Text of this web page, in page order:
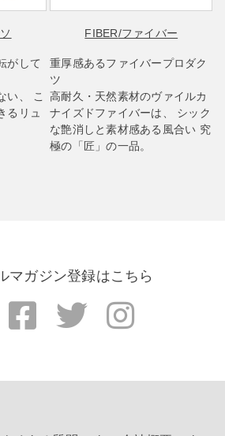
がして
い、 こ
るリュ
FIBER/ファイバー
重厚感あるファイバープロダク
ツ
高耐久・天然素材のヴァイルカ
ナイズドファイバーは、 シック
な艶消しと素材感ある風合い 究
極の「匠」の一品。
マガジン登録はこちら